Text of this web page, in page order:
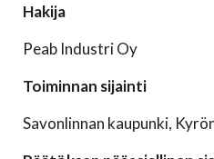
Hakija
Peab Industri Oy
Toiminnan sijainti
Savonlinnan kaupunki,